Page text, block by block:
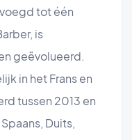
tot één
is
geëvolueerd.
in het Frans en
tussen 2013 en
Duits,